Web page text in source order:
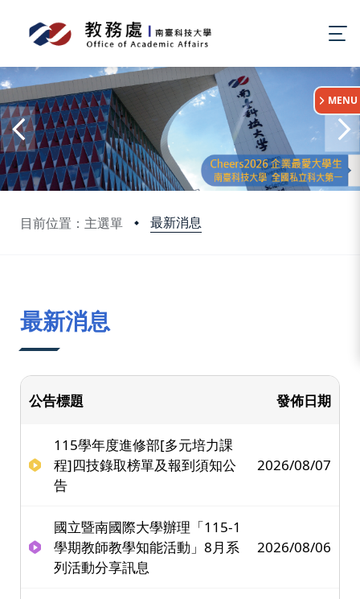
目前位置：主選單 最新消息
:::
MENU
最新消息
公告標題 發佈日期
115學年度進修部[多元培力課
程]四技錄取榜單及報到須知公
告
2026/08/07
國立暨南國際大學辦理「115-1
學期教師教學知能活動」8月系
列活動分享訊息
2026/08/06